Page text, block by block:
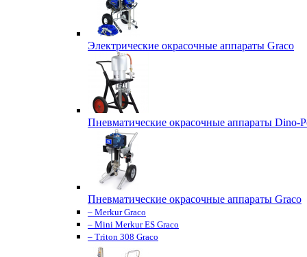
Электрические окрасочные аппараты Graco
Пневматические окрасочные аппараты Dino-
Пневматические окрасочные аппараты Graco
– Merkur Graco
– Mini Merkur ES Graco
– Triton 308 Graco